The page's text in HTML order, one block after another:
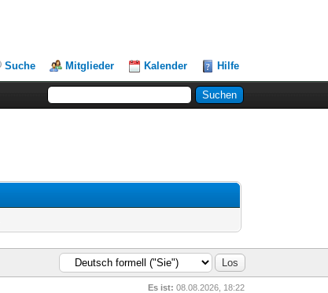
Suche Mitglieder Kalender Hilfe
Es ist: 08.08.2026, 18:22